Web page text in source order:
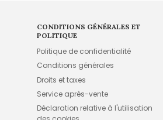
CONDITIONS GÉNÉRALES ET
POLITIQUE
Politique de confidentialité
Conditions générales
Droits et taxes
Service après-vente
Déclaration relative à l'utilisation